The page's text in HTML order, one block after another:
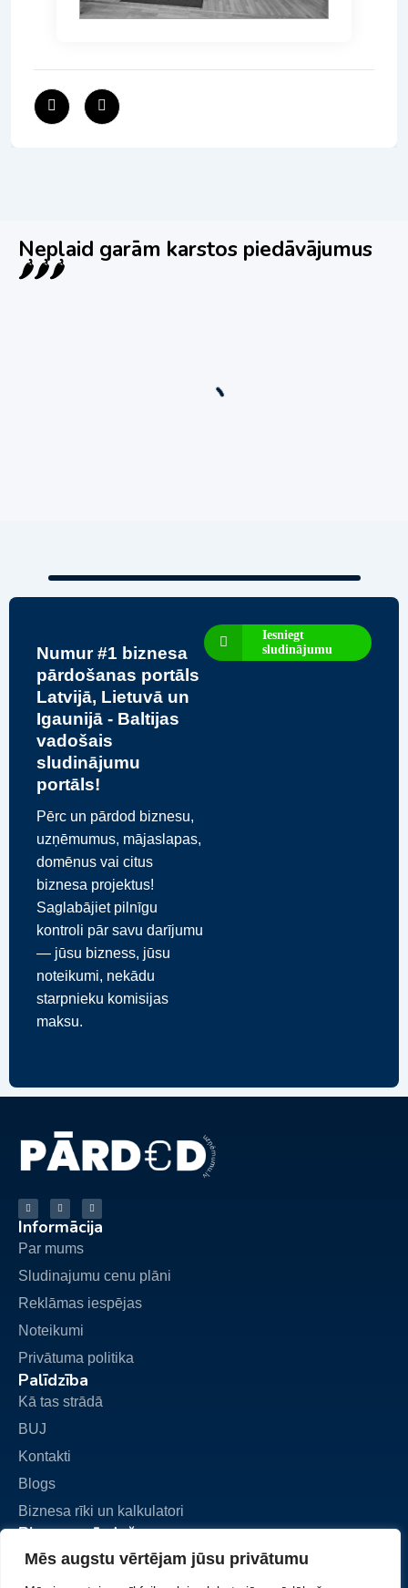
Mēs augstu vērtējam jūsu privātumu
Neplaid garām karstos piedāvājumus
🌶️🌶️🌶️
80 Ha Daudzfunkcionāls Investīciju Īpašums-
Numur #1 biznesa
pārdošanas portāls
Latvijā, Lietuvā un
Igaunijā - Baltijas
vadošais
sludinājumu
portāls!
Pērc un pārdod biznesu,
uzņēmumus, mājaslapas,
domēnus vai citus
biznesa projektus!
Saglabājiet pilnīgu
kontroli pār savu darījumu
— jūsu bizness, jūsu
noteikumi, nekādu
starpnieku komisijas
maksu.
Iesniegt
sludinājumu
Informācija
Par mums
Sludinajumu cenu plāni
Reklāmas iespējas
Noteikumi
Privātuma politika
Palīdzība
Kā tas strādā
BUJ
Kontakti
Blogs
Biznesa rīki un kalkulatori
Biznesa pārdošana
Pievienot sludinājumu
Mani sludinājumi